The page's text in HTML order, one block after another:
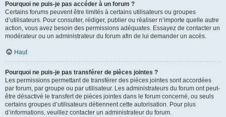
Pourquoi ne puis-je pas accéder à un forum ?
Certains forums peuvent être limités à certains utilisateurs ou groupes
d’utilisateurs. Pour consulter, rédiger, publier ou réaliser n’importe quelle autre
action, vous avez besoin des permissions adéquates. Essayez de contacter un
modérateur ou un administrateur du forum afin de lui demander un accès.
Haut
Pourquoi ne puis-je pas transférer de pièces jointes ?
Les permissions permettant de transférer des pièces jointes sont accordées
par forum, par groupe ou par utilisateur. Les administrateurs du forum ont peut-
être désactivé le transfert de pièces jointes dans le forum concerné, ou seuls
certains groupes d’utilisateurs détiennent cette autorisation. Pour plus
d’informations, veuillez contacter un administrateur du forum.